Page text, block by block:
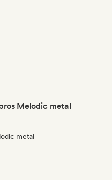
Melodic metal
metal